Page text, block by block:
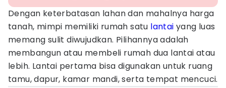
Dengan keterbatasan lahan dan mahalnya harga
tanah, mimpi memiliki rumah satu lantai yang luas
memang sulit diwujudkan. Pilihannya adalah
membangun atau membeli rumah dua lantai atau
lebih. Lantai pertama bisa digunakan untuk ruang
tamu, dapur, kamar mandi, serta tempat mencuci.